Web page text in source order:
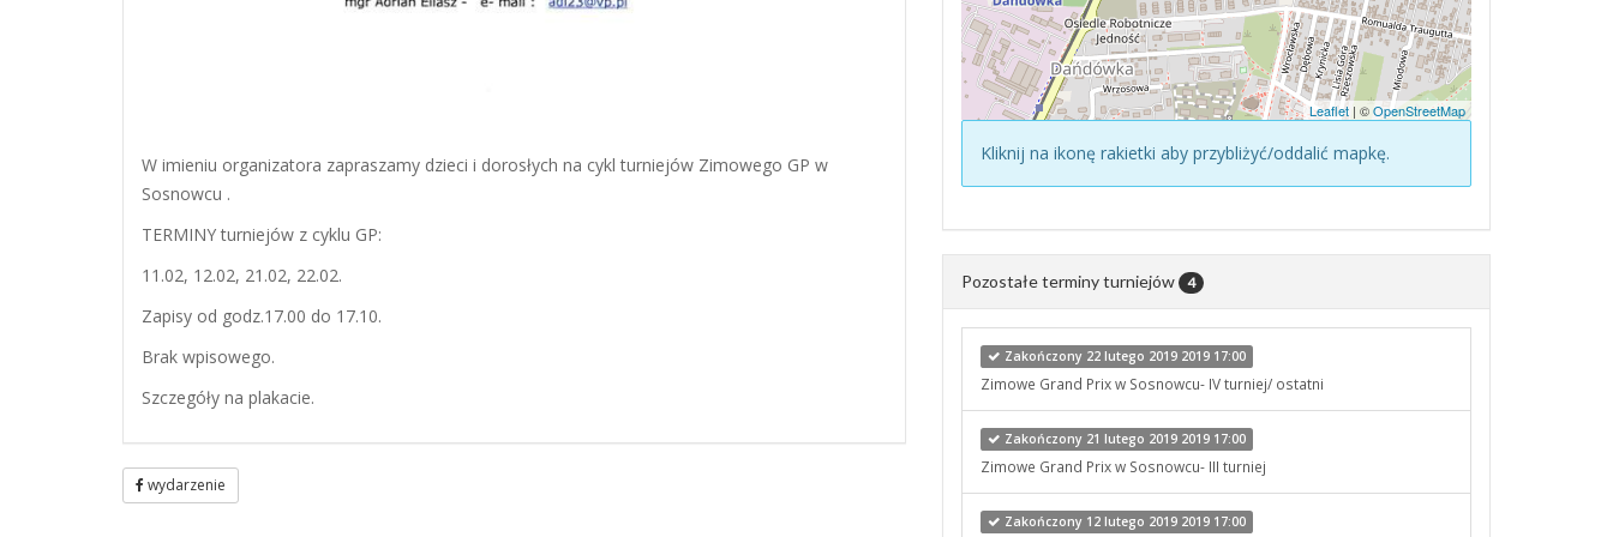
W imieniu organizatora zapraszamy dzieci i dorosłych na cykl turniejów Zimowego GP w
Sosnowcu .
TERMINY turniejów z cyklu GP:
11.02, 12.02, 21.02, 22.02.
Zapisy od godz.17.00 do 17.10.
Brak wpisowego.
Szczegóły na plakacie.
wydarzenie
Leaflet | ©OpenStreetMap
Kliknij na ikonę rakietki aby przybliżyć/oddalić mapkę.
Pozostałe terminy turniejów 4
Zakończony 22 lutego 2019 2019 17:00
Zimowe Grand Prix w Sosnowcu- IV turniej/ ostatni
Zakończony 21 lutego 2019 2019 17:00
Zimowe Grand Prix w Sosnowcu- III turniej
Zakończony 12 lutego 2019 2019 17:00